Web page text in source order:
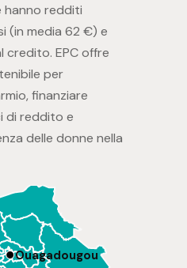
hanno redditi
(in media 62 €) e
credito. EPC offre
per
finanziare
di reddito e
delle donne nella
Ouagadougou